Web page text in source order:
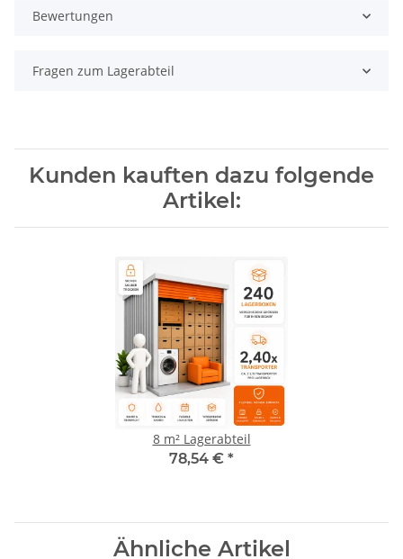
Bewertungen
Fragen zum Lagerabteil
Kunden kauften dazu folgende
Artikel:
8 m² Lagerabteil
78,54 € *
Ähnliche Artikel